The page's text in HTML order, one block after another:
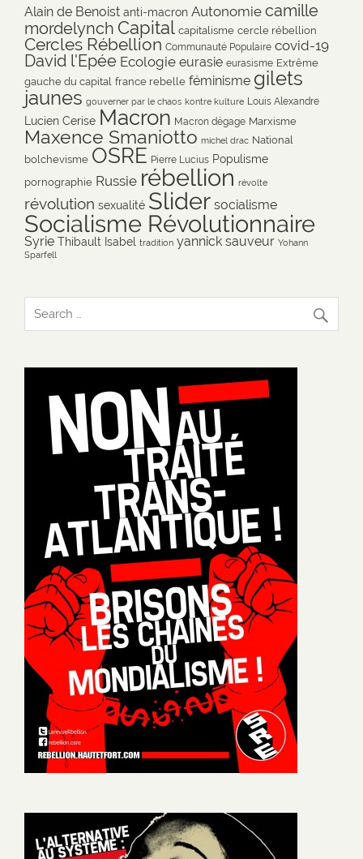
Alain de Benoist anti-macron Autonomie camille
mordelynch Capital capitalisme cercle rébellion
Cercles Rébellion Communauté Populaire covid-19
David l'Epée Ecologie eurasie eurasisme Extrême
gauche du capital france rebelle féminisme gilets
jaunes gouverner par le chaos kontre kulture Louis Alexandre
Lucien Cerise Macron Macron dégage Marxisme
Maxence Smaniotto michel drac National
bolchevisme OSRE Pierre Lucius Populisme
pornographie Russie rébellion révolte
révolution sexualité Slider socialisme
Socialisme Révolutionnaire
Syrie Thibault Isabel tradition yannick sauveur Yohann
Sparfell